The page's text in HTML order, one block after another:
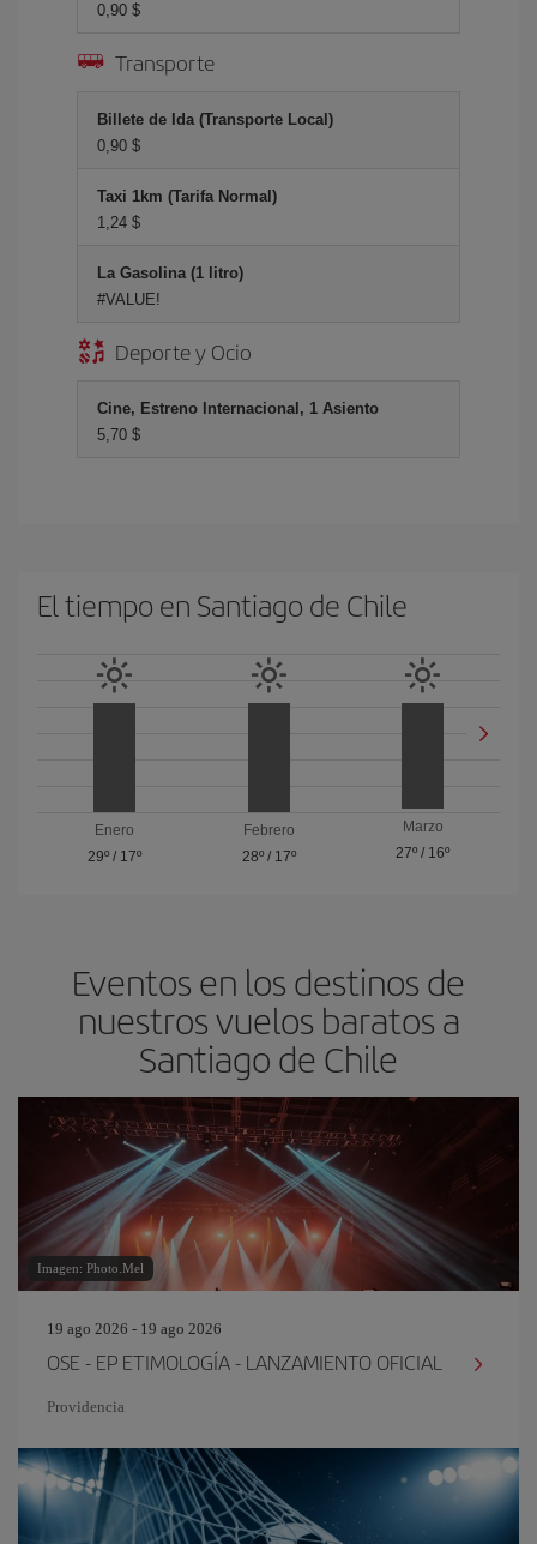
0,90 $
Transporte
Billete de Ida (Transporte Local)
0,90 $
Taxi 1km (Tarifa Normal)
1,24 $
La Gasolina (1 litro)
#VALUE!
Deporte y Ocio
Cine, Estreno Internacional, 1 Asiento
5,70 $
El tiempo en Santiago de Chile
Enero
29º/ 17º
Febrero
28º/ 17º
Marzo
27º / 16º
Eventos en los destinos de
nuestros vuelos baratos a
Santiago de Chile
Imagen: Photo.Mel
19 ago 2026 - 19 ago 2026
OSE - EP ETIMOLOGÍA - LANZAMIENTO OFICIAL
Providencia